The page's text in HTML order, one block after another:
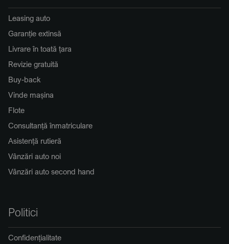
Leasing auto
Garanție extinsă
Livrare în toată țara
Revizie gratuită
Buy-back
Vinde mașina
Flote
Consultanță înmatriculare
Asistență rutieră
Vânzări auto noi
Vânzări auto second hand
Politici
Confidențialitate